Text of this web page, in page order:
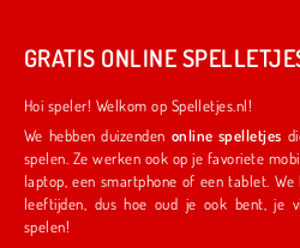
GRATIS ONLINE
Hoi speler! Welkom op Spelletjes.nl!
We hebben duizenden online spelletjes die je
spelen. Ze werken ook op je favoriete
laptop, een smartphone of een tablet. We hebben iets voor spelers van alle
leeftijden, dus hoe oud je ook bent, je vindt altijd wel
spelen!